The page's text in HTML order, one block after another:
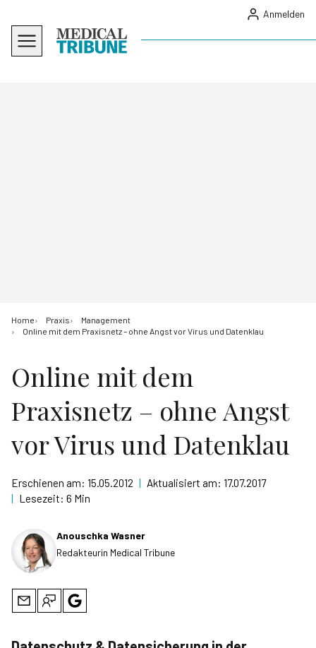
Anmelden
Home Praxis
Management
Online mit dem Praxisnetz – ohne Angst vor Virus und Datenklau
Online mit dem
Praxisnetz – ohne Angst
vor Virus und Datenklau
Erschienen am: 15.05.2012 | Aktualisiert am: 17.07.2017
| Lesezeit: 6 Min
Anouschka Wasner
Redakteurin Medical Tribune